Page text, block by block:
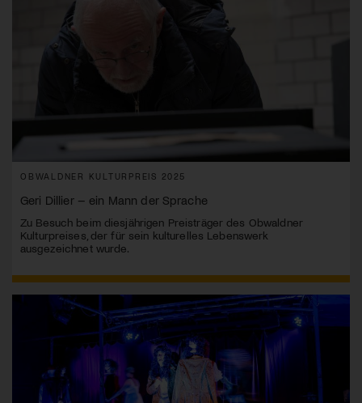
OBWALDNER KULTURPREIS 2025
Geri Dillier – ein Mann der Sprache
Zu Besuch beim diesjährigen Preisträger des Obwaldner
Kulturpreises, der für sein kulturelles Lebenswerk
ausgezeichnet wurde.